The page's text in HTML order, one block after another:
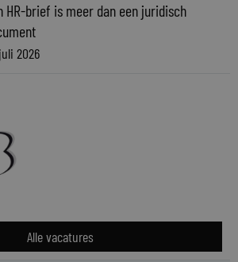
HR-brief is meer dan een juridisch
2026
Alle vacatures